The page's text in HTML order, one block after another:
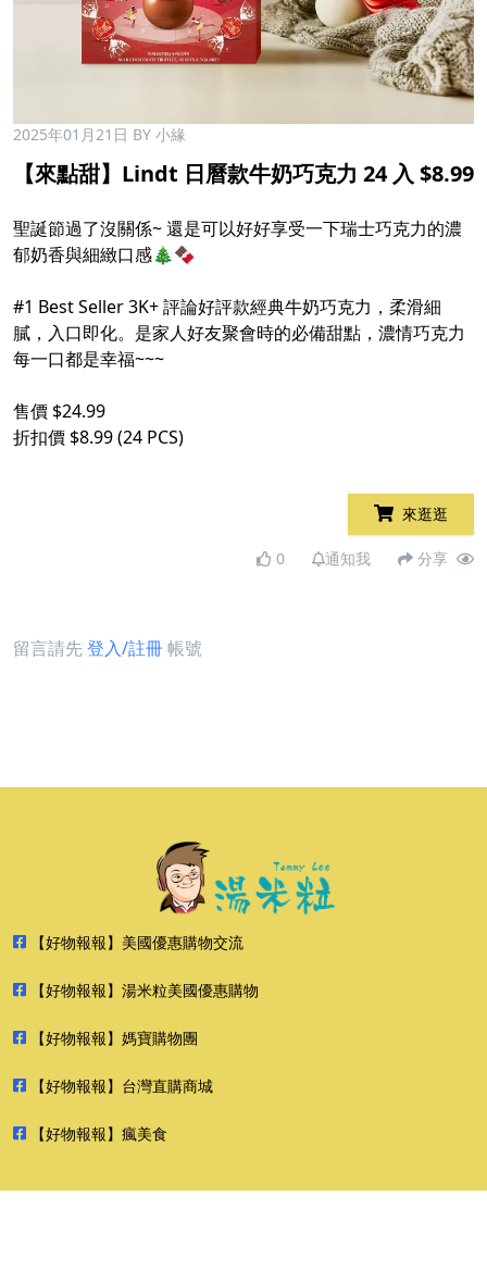
2025年01月21日 BY 小緣
【來點甜】Lindt 日曆款牛奶巧克力 24 入 $8.99
聖誕節過了沒關係~ 還是可以好好享受一下瑞士巧克力的濃
郁奶香與細緻口感🎄🍫
#1 Best Seller 3K+ 評論好評款經典牛奶巧克力，柔滑細
膩，入口即化。是家人好友聚會時的必備甜點，濃情巧克力
每一口都是幸福~~~
售價 $24.99
折扣價 $8.99 (24 PCS)
來逛逛
0 通知我 分享
留言請先登入/註冊帳號
【好物報報】美國優惠購物交流
【好物報報】湯米粒美國優惠購物
【好物報報】媽寶購物團
【好物報報】台灣直購商城
【好物報報】瘋美食